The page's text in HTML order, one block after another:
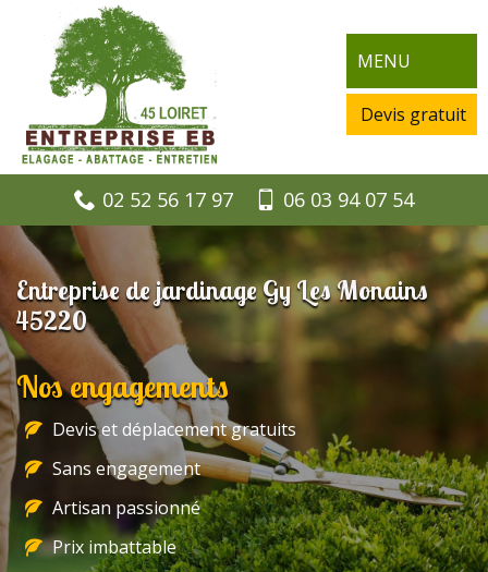
MENU
Devis gratuit
02 52 56 17 97 06 03 94 07 54
Entreprise de jardinage Gy Les Monains
45220
Nos engagements
Devis et déplacement gratuits
Sans engagement
Artisan passionné
Prix imbattable